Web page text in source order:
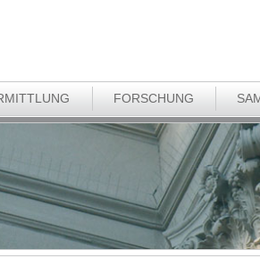
FORSCHUNG